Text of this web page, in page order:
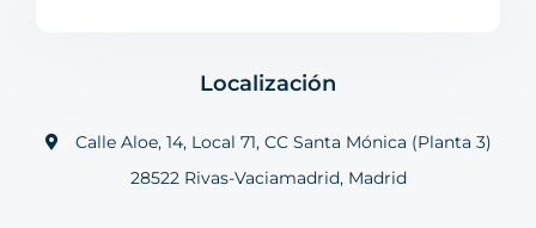
Localización
Calle Aloe, 14, Local 71, CC Santa Mónica (Planta 3)
28522 Rivas-Vaciamadrid, Madrid